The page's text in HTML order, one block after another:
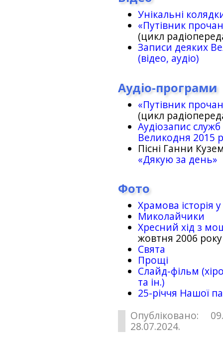
Унікальні
«Путівник
(цикл
Записи деяких
(відео, аудіо)
Аудіо-програми
«Путівник
(цикл
Аудіозапис
Великодня 2015
Пісні Ганни
«Дякую за день»
Фото
Храмова історія
Миколайчики
Хресний хід з
жовтня 2006 року
Свята
Прощі
Слайд-фільм
та ін.)
25-рiччя Нашої
Опубліковано:
28.07.2024.